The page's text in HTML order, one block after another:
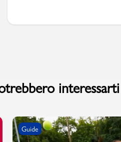
interessarti
Guide